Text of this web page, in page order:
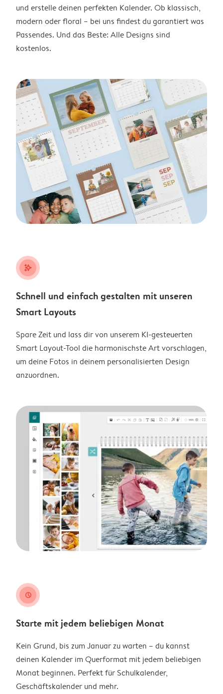
und erstelle deinen perfekten Kalender. Ob klassisch,
modern oder floral – bei uns findest du garantiert was
Passendes. Und das Beste: Alle Designs sind
kostenlos.
stars_plus
Schnell und einfach gestalten mit unseren
Smart Layouts
Spare Zeit und lass dir von unserem KI-gesteuerten
Smart Layout-Tool die harmonischste Art vorschlagen,
um deine Fotos in deinem personalisierten Design
anzuordnen.
clock
Starte mit jedem beliebigen Monat
Kein Grund, bis zum Januar zu warten – du kannst
deinen Kalender im Querformat mit jedem beliebigen
Monat beginnen. Perfekt für Schulkalender,
Geschäftskalender und mehr.